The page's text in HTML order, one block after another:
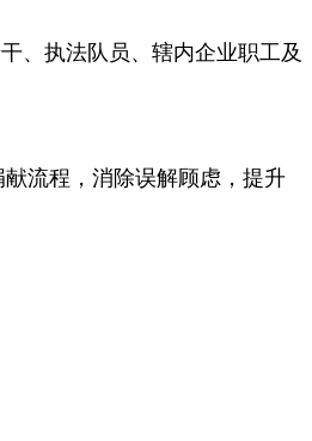
、执法队员、辖内企业职工及
流程，消除误解顾虑，提升